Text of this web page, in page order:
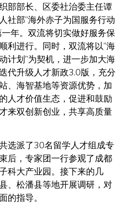
部部长、区委社治委主任谭
社部”海外赤子为国服务行动
年。双流将切实做好服务保
利进行。同时，双流将以”海
计划”为契机，进一步加大海
代升级人才新政3.0版，充分
、海智基地等资源优势，加
人才价值生态，促进和鼓励
来双创新创业，共享高质量
选派了30名留学人才组成专
后，专家团一行参观了成都
科大产业园。接下来的几
、松潘县等地开展调研，对
的指导。